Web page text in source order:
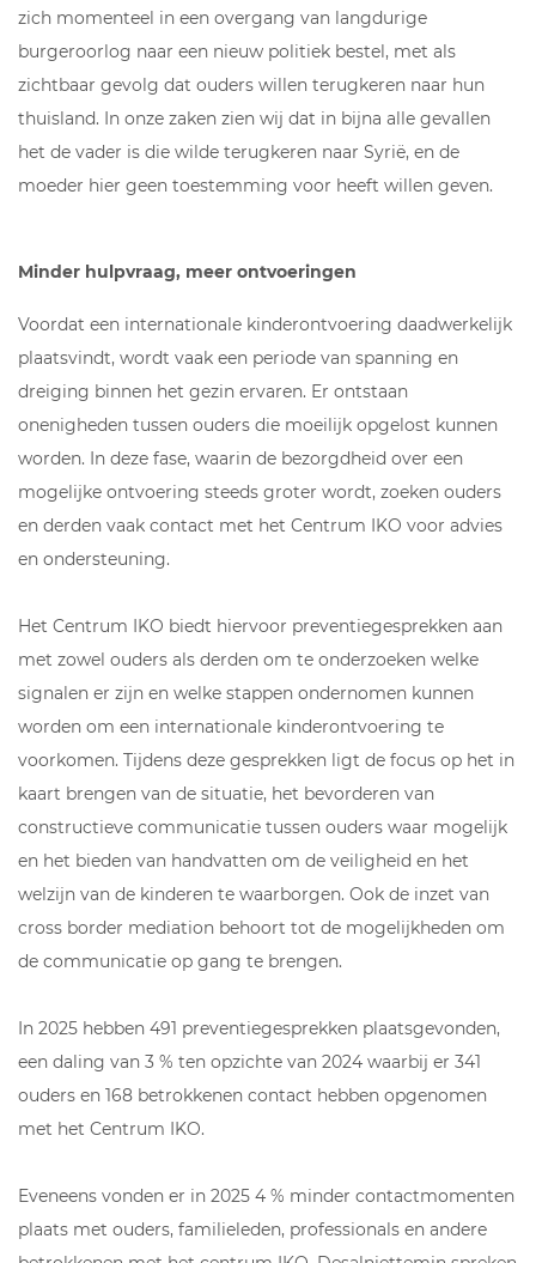
zich momenteel in een overgang van langdurige
burgeroorlog naar een nieuw politiek bestel, met als
zichtbaar gevolg dat ouders willen terugkeren naar hun
thuisland. In onze zaken zien wij dat in bijna alle gevallen
het de vader is die wilde terugkeren naar Syrië, en de
moeder hier geen toestemming voor heeft willen geven.
Minder hulpvraag, meer ontvoeringen
Voordat een internationale kinderontvoering daadwerkelijk
plaatsvindt, wordt vaak een periode van spanning en
dreiging binnen het gezin ervaren. Er ontstaan
onenigheden tussen ouders die moeilijk opgelost kunnen
worden. In deze fase, waarin de bezorgdheid over een
mogelijke ontvoering steeds groter wordt, zoeken ouders
en derden vaak contact met het Centrum IKO voor advies
en ondersteuning.
Het Centrum IKO biedt hiervoor preventiegesprekken aan
met zowel ouders als derden om te onderzoeken welke
signalen er zijn en welke stappen ondernomen kunnen
worden om een internationale kinderontvoering te
voorkomen. Tijdens deze gesprekken ligt de focus op het in
kaart brengen van de situatie, het bevorderen van
constructieve communicatie tussen ouders waar mogelijk
en het bieden van handvatten om de veiligheid en het
welzijn van de kinderen te waarborgen. Ook de inzet van
cross border mediation behoort tot de mogelijkheden om
de communicatie op gang te brengen.
In 2025 hebben 491 preventiegesprekken plaatsgevonden,
een daling van 3 % ten opzichte van 2024 waarbij er 341
ouders en 168 betrokkenen contact hebben opgenomen
met het Centrum IKO.
Eveneens vonden er in 2025 4 % minder contactmomenten
plaats met ouders, familieleden, professionals en andere